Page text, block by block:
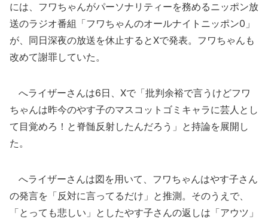
には、フワちゃんがパーソナリティーを務めるニッポン放
送のラジオ番組「フワちゃんのオールナイトニッポン0」
が、同日深夜の放送を休止するとXで発表。フワちゃんも
改めて謝罪していた。
へライザーさんは6日、Xで「批判余裕で言うけどフワ
ちゃんは昨今のやす子のマスコットゴミキャラに芸人とし
て目覚めろ！と脊髄反射したんだろう」と持論を展開し
た。
へライザーさんは図を用いて、フワちゃんはやす子さん
の発言を「反対に言ってるだけ」と推測。そのうえで、
「とっても悲しい」としたやす子さんの返しは「アウツ」